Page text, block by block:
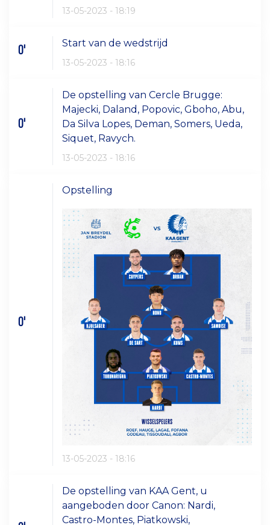
13-05-2023 - 18:19
0' Start van de wedstrijd
13-05-2023 - 18:16
0'
De opstelling van Cercle Brugge:
Majecki, Daland, Popovic, Gboho, Abu,
Da Silva Lopes, Deman, Somers, Ueda,
Siquet, Ravych.
13-05-2023 - 18:16
0'
Opstelling
13-05-2023 - 18:16
De opstelling van KAA Gent, u
aangeboden door Canon: Nardi,
Castro-Montes, Piatkowski,